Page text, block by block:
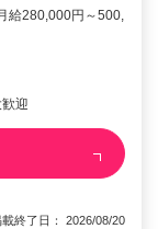
給280,000円～500,
迎
終了日： 2026/08/20